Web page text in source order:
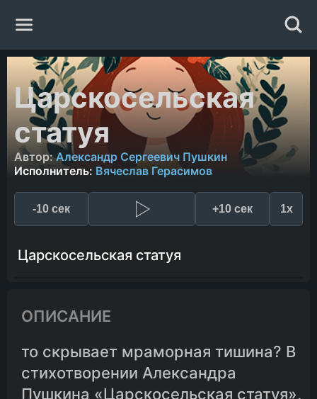
Главная
Жанры
Авторы
Исполнители
Царскосельская
статуя
Автор:Александр Сергеевич Пушкин
Исполнитель: Вячеслав Герасимов
-10 сек +10 сек 1x
Царскосельская статуя
ОПИСАНИЕ
то скрывает мраморная тишина? В
стихотворении Александра
Пушкина «Царскосельская статуя»,